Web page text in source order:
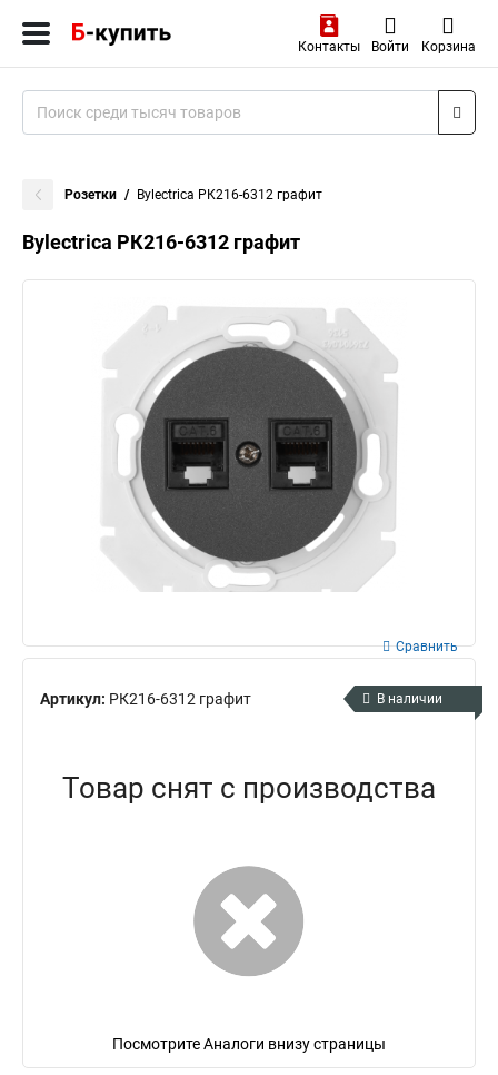
Контакты Войти Корзина
Розетки Bylectrica РК216-6312 графит
Bylectrica РК216-6312 графит
Артикул: РК216-6312 графит
Сравнить
В наличии
Товар снят с производства
Посмотрите Аналоги внизу страницы